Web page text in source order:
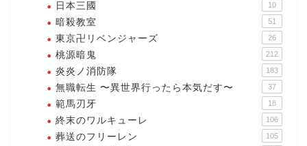
日本三國 10
暗殺教室 51
東京卍リベンジャーズ 26
桃源暗鬼 212
炎炎ノ消防隊 183
無職転生 〜異世界行ったら本気だす〜 37
範馬刃牙 18
終末のワルキューレ 106
葬送のフリーレン 105